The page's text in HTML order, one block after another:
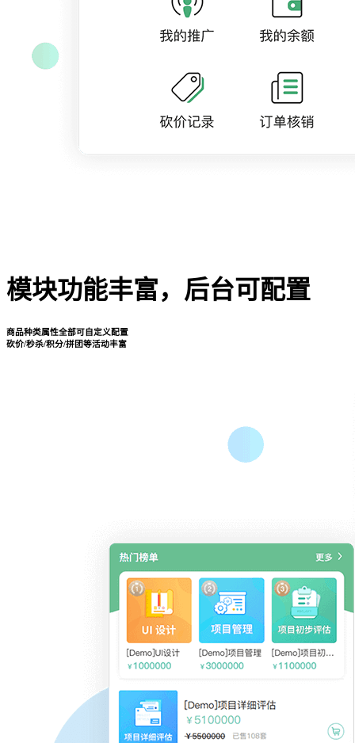
模块功能丰富，后台可配置
商品种类属性全部可自定义配置
砍价/秒杀/积分/拼团等活动丰富